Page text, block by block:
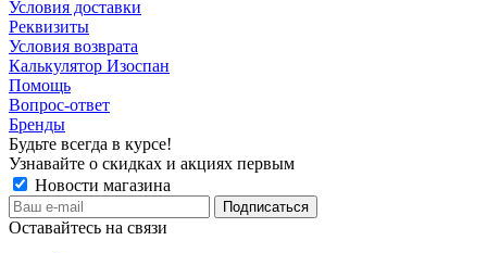
Условия доставки
Реквизиты
Условия возврата
Калькулятор Изоспан
Помощь
Вопрос-ответ
Бренды
Будьте всегда в курсе!
Узнавайте о скидках и акциях первым
Новости магазина
Оставайтесь на связи